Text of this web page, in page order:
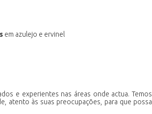
em azulejo e ervinel
e experientes nas áreas onde actua. Temos
atento às suas preocupações, para que possa